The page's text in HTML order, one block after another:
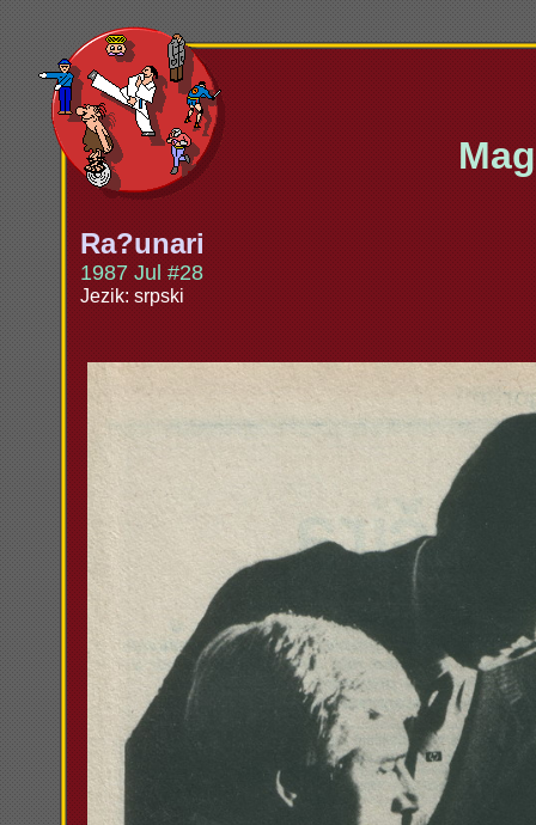
Ra?unari
1987 Jul #28
Jezik: srpski